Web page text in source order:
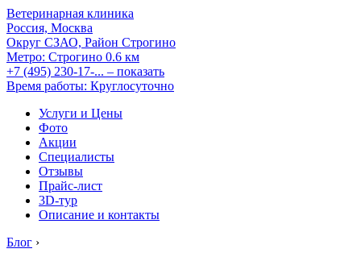
Ветеринарная клиника
Россия, Москва
Округ СЗАО, Район Строгино
Метро: Строгино 0.6 км
+7 (495) 230-17-... – показать
Время работы: Круглосуточно
Услуги и Цены
Фото
Акции
Специалисты
Отзывы
Прайс-лист
3D-тур
Описание и контакты
Блог ›